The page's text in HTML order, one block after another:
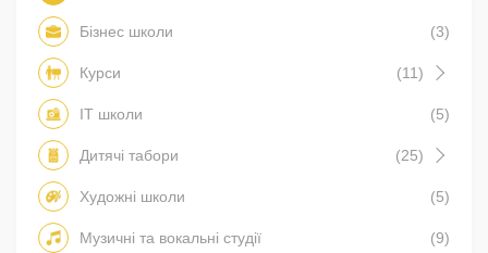
Бізнес школи (3)
Курси (11)
IT школи (5)
Дитячі табори (25)
Художні школи (5)
Музичні та вокальні студії (9)